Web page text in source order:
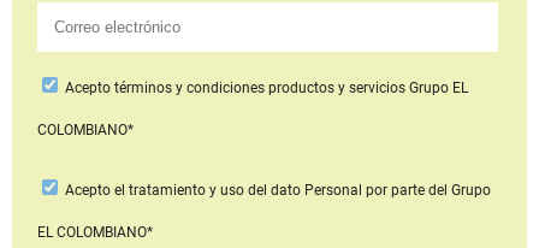
Aceptotérminos y condiciones productos y serviciosGrupo EL
COLOMBIANO*
Acepto el tratamiento y uso del dato Personal por parte del Grupo
EL COLOMBIANO*